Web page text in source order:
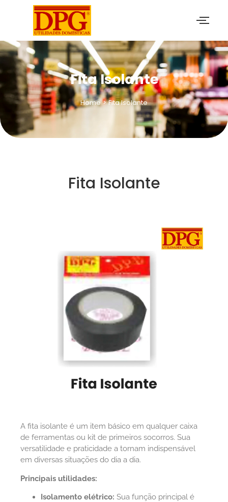
Fita Isolante
Home > Fita Isolante
Fita Isolante
A fita isolante é um item básico em qualquer caixa
de ferramentas ou kit de primeiros socorros. Sua
versatilidade e praticidade a tornam indispensável
em diversas situações do dia a dia.
Principais utilidades:
Isolamento elétrico: Sua função principal é